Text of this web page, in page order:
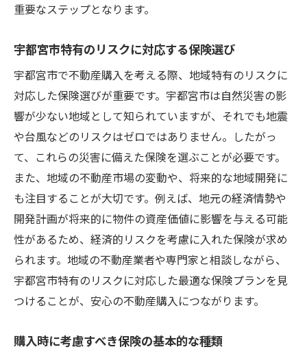
市場変動に影響されない保険選びのコツ
栃木県宇都宮市で理想の住まいを手に入れるた
めの保険の使い方
理想の住まいを実現する保険の選び方
宇都宮市の住環境に適した保険活用法
不動産購入における保険の基本知識
購入後の生活を保護するための保険の役割
保険を賢く使って資産を守る方法
地域の特性を考慮した保険の選定基準
不動産購入時に押さえるべき宇都宮市の保険選
びのポイント
保険選びで見逃せない宇都宮市の特性
適切な保険を選ぶためのチェックリスト
保険加入の際の重要な確認事項
重要なステップとなります。
宇都宮市特有のリスクに対応する保険選び
宇都宮市で不動産購入を考える際、地域特有のリスクに
対応した保険選びが重要です。宇都宮市は自然災害の影
響が少ない地域として知られていますが、それでも地震
や台風などのリスクはゼロではありません。したがっ
て、これらの災害に備えた保険を選ぶことが必要です。
また、地域の不動産市場の変動や、将来的な地域開発に
も注目することが大切です。例えば、地元の経済情勢や
開発計画が将来的に物件の資産価値に影響を与える可能
性があるため、経済的リスクを考慮に入れた保険が求め
られます。地域の不動産業者や専門家と相談しながら、
宇都宮市特有のリスクに対応した最適な保険プランを見
つけることが、安心の不動産購入につながります。
購入時に考慮すべき保険の基本的な種類